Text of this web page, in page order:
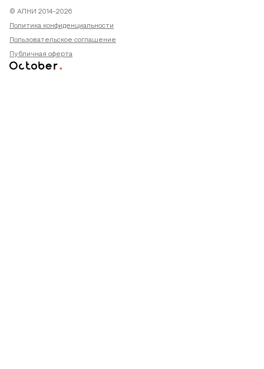
© АПНИ 2014-2026
Политика конфиденциальности
Пользовательское соглашение
Публичная оферта